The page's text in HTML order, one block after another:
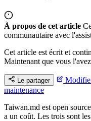
À propos de cet article
communautaire avec
Cet article est écrit et
Maintenant que vous
Le partager
maintenance
Taiwan.md est open
a un coût. Les trois sont